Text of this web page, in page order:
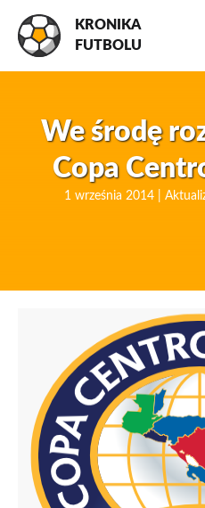
KRONIKA
FUTBOLU
We środę
Copa
1 września 2014 |